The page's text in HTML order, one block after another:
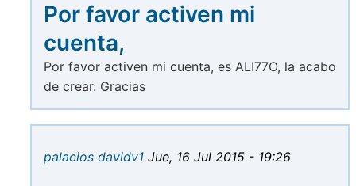
Por favor activen mi
cuenta,
Por favor activen mi cuenta, es ALI77O, la acabo
de crear. Gracias
palacios davidv1 Jue, 16 Jul 2015 - 19:26